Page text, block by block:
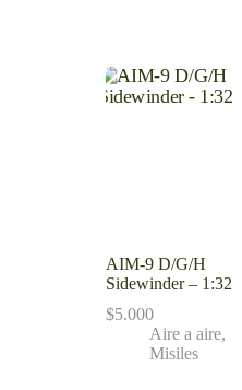
AIM-9 D/G/H
Sidewinder – 1:32
$5.000
Aire a aire,
Misiles